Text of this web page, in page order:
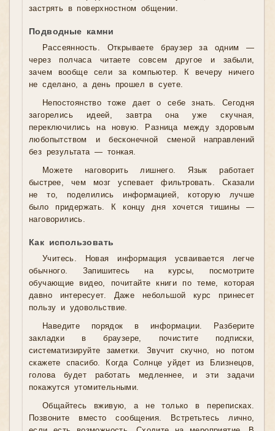
застрять в поверхностном общении.
Подводные камни
Рассеянность. Открываете браузер за одним —
через полчаса читаете совсем другое и забыли,
зачем вообще сели за компьютер. К вечеру ничего
не сделано, а день прошел в суете.
Непостоянство тоже дает о себе знать. Сегодня
загорелись идеей, завтра она уже скучная,
переключились на новую. Разница между здоровым
любопытством и бесконечной сменой направлений
без результата — тонкая.
Можете наговорить лишнего. Язык работает
быстрее, чем мозг успевает фильтровать. Сказали
не то, поделились информацией, которую лучше
было придержать. К концу дня хочется тишины —
наговорились.
Как использовать
Учитесь. Новая информация усваивается легче
обычного. Запишитесь на курсы, посмотрите
обучающие видео, почитайте книги по теме, которая
давно интересует. Даже небольшой курс принесет
пользу и удовольствие.
Наведите порядок в информации. Разберите
закладки в браузере, почистите подписки,
систематизируйте заметки. Звучит скучно, но потом
скажете спасибо. Когда Солнце уйдет из Близнецов,
голова будет работать медленнее, и эти задачи
покажутся утомительными.
Общайтесь вживую, а не только в переписках.
Позвоните вместо сообщения. Встретьтесь лично,